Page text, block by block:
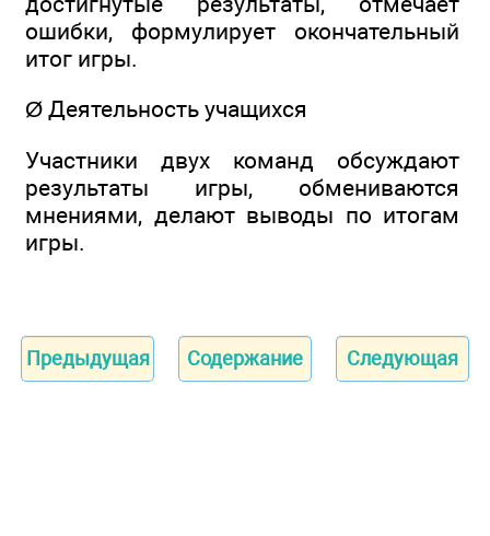
ошибки, формулирует окончательный
итог игры.
Ø Деятельность учащихся
Участники двух команд обсуждают
результаты игры, обмениваются
мнениями, делают выводы по итогам
игры.
Предыдущая Содержание Следующая